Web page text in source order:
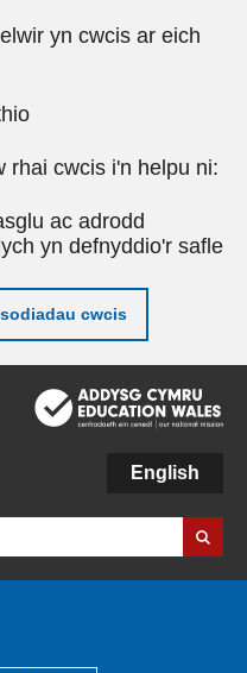
yn cwcis ar eich
rhai cwcis i'n helpu ni:
ac adrodd
yn defnyddio'r safle
cwcis
English